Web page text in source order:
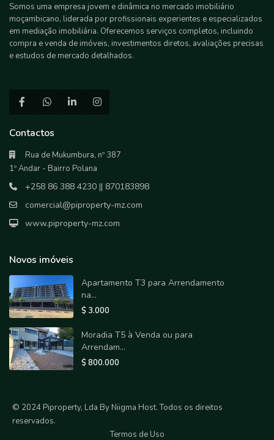
Somos uma empresa jovem e dinâmica no mercado imobiliário
moçambicano, liderada por profissionais experientes e especializados
em mediação imobiliária. Oferecemos serviços completos, incluindo
compra e venda de imóveis, investimentos diretos, avaliações precisas
e estudos de mercado detalhados.
Contactos
Rua de Mukumbura, nº 387
1º Andar - Bairro Polana
+258 86 388 4230 || 870183898
comercial@piproperty-mz.com
www.piproperty-mz.com
Novos imóveis
Apartamento T3 para Arrendamento
na...
$ 3.000
Moradia T5 à Venda ou para
Arrendam...
$ 800.000
© 2024 Piproperty, Lda By Niigma Host. Todos os direitos
reservados.
Termos de Uso